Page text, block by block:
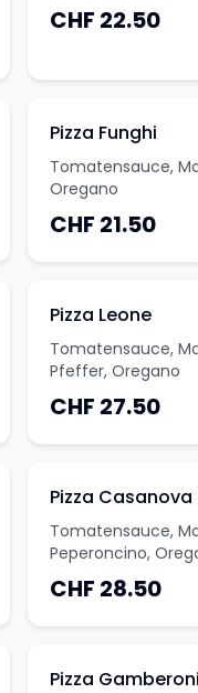
CHF 22.50
Pizza Funghi
Tomatensauce,
Oregano
CHF 21.50
Pizza Leone
Tomatensauce,
Pfeffer, Oregano
CHF 27.50
Pizza Casanova
Tomatensauce,
Peperoncino,
CHF 28.50
Pizza Gamberoni